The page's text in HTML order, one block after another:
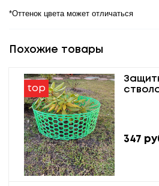
*Оттенок цвета может отличаться
Похожие товары
top
347